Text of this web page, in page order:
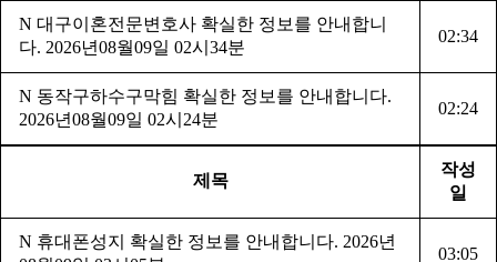
N 대구이혼전문변호사 확실한 정보를 안내합니
다. 2026년08월09일 02시34분
02:34
N 동작구하수구막힘 확실한 정보를 안내합니다.
2026년08월09일 02시24분
02:24
제목
작성
일
N 휴대폰성지 확실한 정보를 안내합니다. 2026년
03:05